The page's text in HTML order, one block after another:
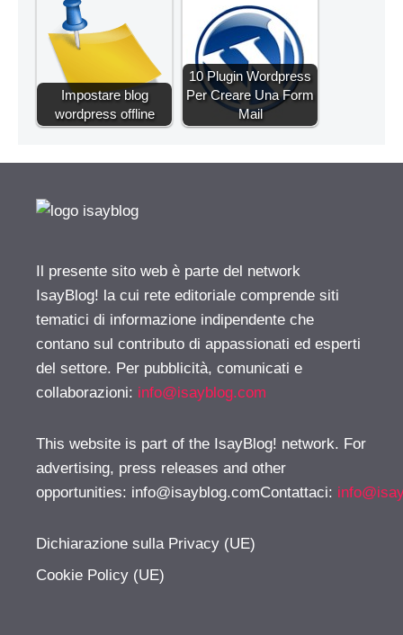
Impostare blog
wordpress offline
10 Plugin Wordpress
Per Creare Una Form
Mail
Il presente sito web è parte del network
IsayBlog! la cui rete editoriale comprende siti
tematici di informazione indipendente che
contano sul contributo di appassionati ed esperti
del settore. Per pubblicità, comunicati e
collaborazioni: info@isayblog.com
This website is part of the IsayBlog! network. For
advertising, press releases and other
opportunities: info@isayblog.comContattaci:
Dichiarazione sulla Privacy (UE)
Cookie Policy (UE)